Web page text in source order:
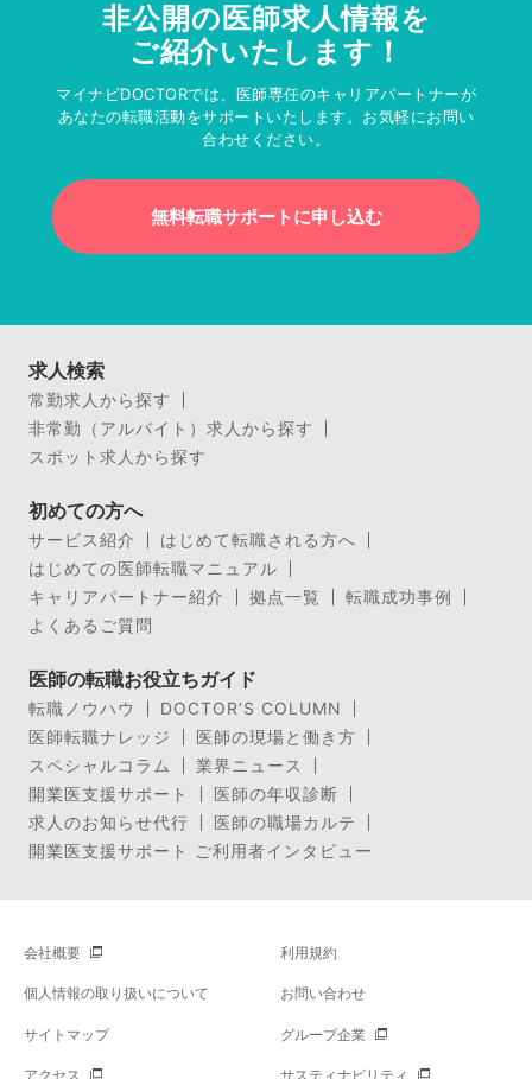
非公開の医師求人情報を
ご紹介いたします！
マイナビDOCTORでは、医師専任のキャリアパートナーが
あなたの転職活動をサポートいたします。お気軽にお問い
合わせください。
無料転職サポートに申し込む
求人検索
常勤求人から探す
非常勤（アルバイト）求人から探す
スポット求人から探す
初めての方へ
サービス紹介
はじめて転職される方へ
はじめての医師転職マニュアル
キャリアパートナー紹介
拠点一覧
転職成功事例
よくあるご質問
医師の転職お役立ちガイド
転職ノウハウ
DOCTOR’S COLUMN
医師転職ナレッジ
医師の現場と働き方
スペシャルコラム
業界ニュース
開業医支援サポート
医師の年収診断
求人のお知らせ代行
医師の職場カルテ
開業医支援サポート ご利用者インタビュー
会社概要 利用規約
個人情報の取り扱いについて お問い合わせ
サイトマップ グループ企業
アクセス サスティナビリティ